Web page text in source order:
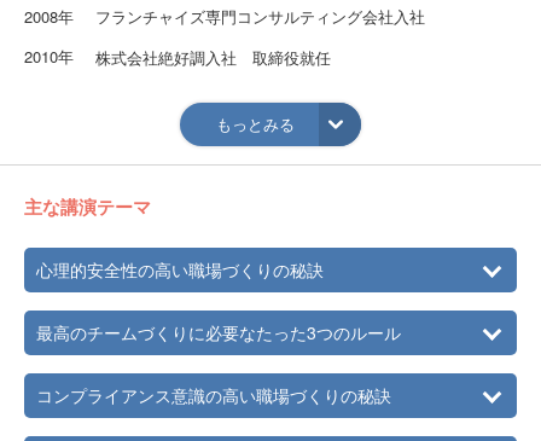
2008年
フランチャイズ専門コンサルティング会社入社
2010年
株式会社絶好調入社 取締役就任
株式会社Gentle設立 代表取締役
株式会社フラップゼロα 執行役員
マラソン：ウルトラマラソン44km・66km・88km完走。マ
ャレンジしている。
ファスティング（断食）：6日間実施。
《影響を受けたドラマ》
スクールウォーズ
もっとみる
主な講演テーマ
心理的安全性の高い職場づくりの秘訣
最高のチームづくりに必要なたった3つのルール
コンプライアンス意識の高い職場づくりの秘訣